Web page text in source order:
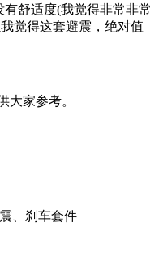
舒适度(我觉得非常非常
觉得这套避震，绝对值
家参考。